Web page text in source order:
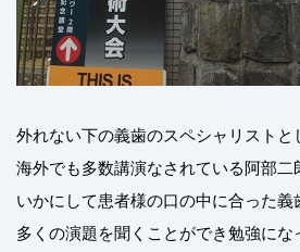
外れない下の義歯のスペシャリストと
海外でも多数講演なされている阿部二
いかにして患者様の口の中に合った
多くの演題を聞くことができ勉強にな